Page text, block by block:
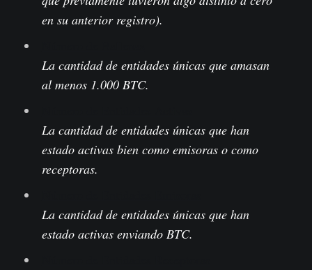
en su anterior registro).
La cantidad de entidades únicas que amasan
al menos 1.000 BTC.
La cantidad de entidades únicas que han
estado activas bien como emisoras o como
receptoras.
La cantidad de entidades únicas que han
estado activas enviando BTC.